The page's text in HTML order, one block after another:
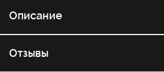
Описание
Отзывы